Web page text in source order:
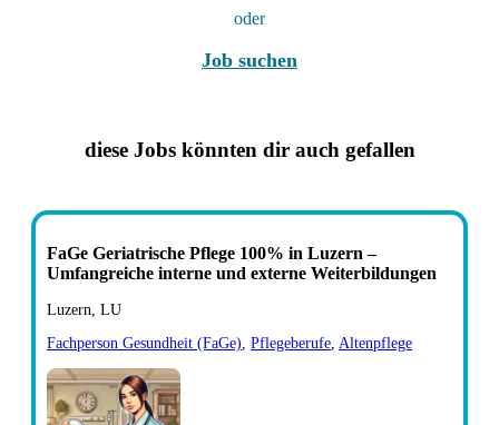
oder
Job suchen
diese Jobs könnten dir auch gefallen
FaGe Geriatrische Pflege 100% in Luzern –
Umfangreiche interne und externe Weiterbildungen
Luzern, LU
Fachperson Gesundheit (FaGe) Pflegeberufe Altenpflege